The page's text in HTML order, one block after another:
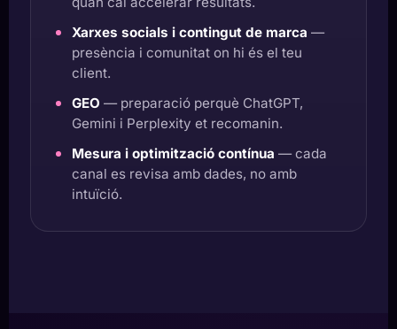
Xarxes socials i contingut de marca —
presència i comunitat on hi és el teu
client.
GEO — preparació perquè ChatGPT,
Gemini i Perplexity et recomanin.
Mesura i optimització contínua — cada
canal es revisa amb dades, no amb
intuïció.